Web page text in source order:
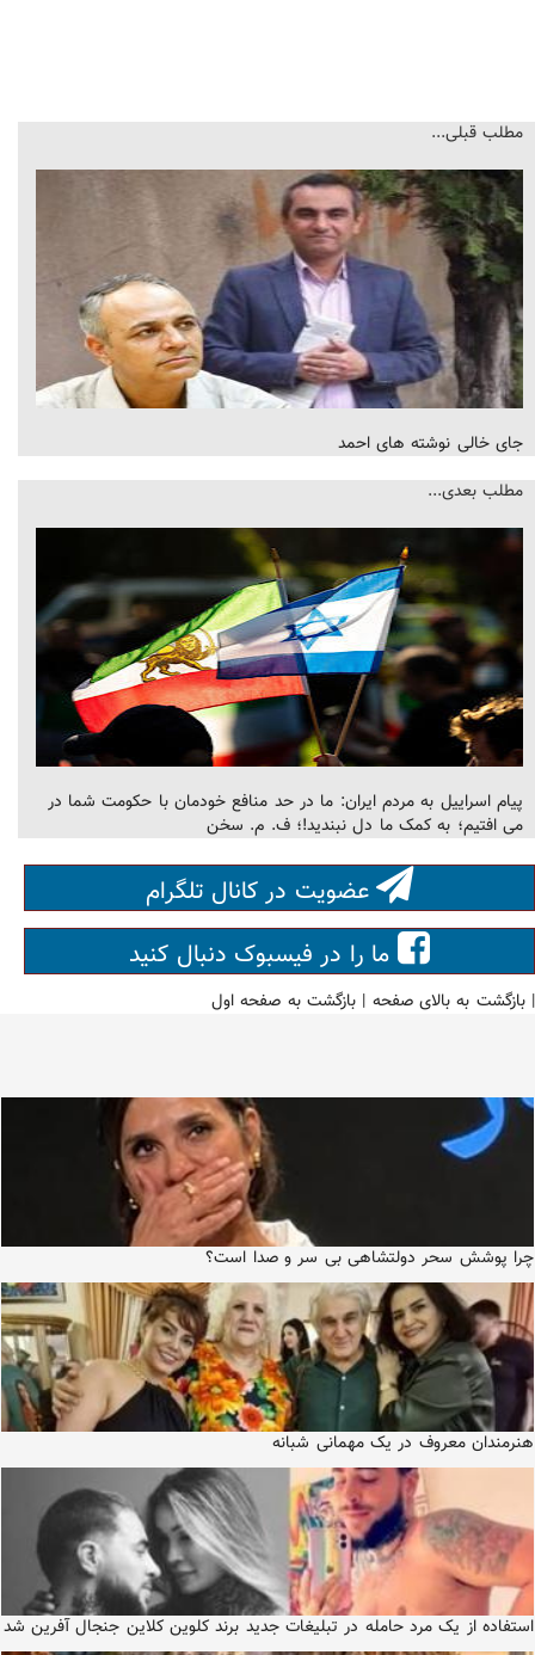
مطلب قبلی...
جای خالی نوشته های احمد
مطلب بعدی...
پیام اسراییل به مردم ایران: ما در حد منافع خودمان با حکومت شما در
می افتیم؛ به کمک ما دل نبندید!؛ ف. م. سخن
عضویت در کانال تلگرام
ما را در فیسبوک دنبال کنید
|بازگشت به بالای صفحه |بازگشت به صفحه اول
چرا پوشش سحر دولتشاهی بی سر و صدا است؟
هنرمندان معروف در یک مهمانی شبانه
استفاده از یک مرد حامله در تبلیغات جدید برند کلوین کلاین جنجال آفرین شد